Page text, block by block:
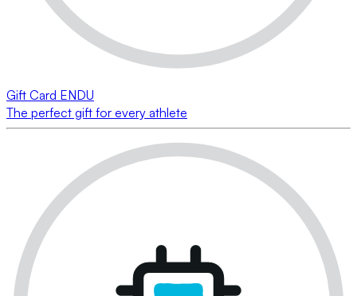
Gift Card ENDU
The perfect gift for every athlete